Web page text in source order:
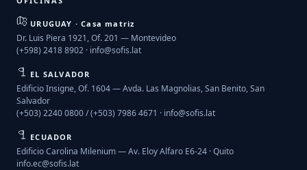
URUGUAY · Casa matriz
Dr. Luis Piera 1921, Of. 201 — Montevideo
(+598) 2418 8902 · info@sofis.lat
EL SALVADOR
Edificio Insigne, Of. 1604 — Avda. Las Magnolias, San Benito, San
Salvador
(+503) 2240 0800 / (+503) 7986 4671 · info@sofis.lat
ECUADOR
Edificio Carolina Milenium — Av. Eloy Alfaro E6-24 · Quito
info.ec@sofis.lat